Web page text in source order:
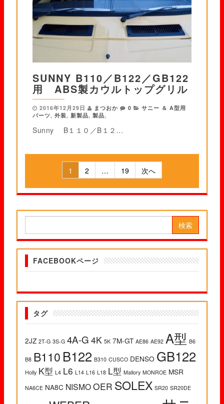
SUNNY B110／B122／GB122
用 ABS製カウルトップグリル
2016年12月29日 まつおか 0
サニー ＆ A型用
パーツ, 外装, 新製品, 製品,
Sunny B１１０／B１２...
投稿ナビゲーション
1 2 … 19 次へ
FACEBOOKページ
タグ
2JZ 2T-G 3S-G 4A-G 4K 5K 7M-GT AE86 AE92 A型 B6
B8 B110 B122 B310 CUSCO DENSO GB122
Holly K型 L4 L6 L14 L16 L18 L型 Mallory MONROE MSR
NA6CE NA8C NISMOOER SOLEX SR20 SR20DE